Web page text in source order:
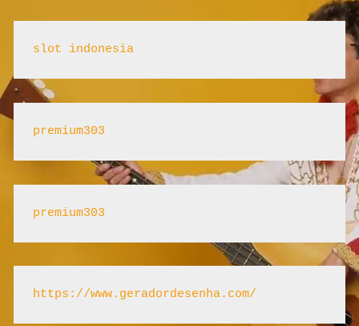
slot indonesia
premium303
premium303
https://www.geradordesenha.com/